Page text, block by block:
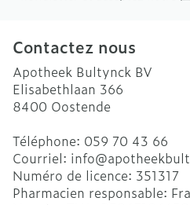
Contactez nous
Apotheek Bultynck BV
Elisabethlaan 366
8400 Oostende
Téléphone: 059 70 43 66
Courriel: info@
Numéro de licence: 351317
Pharmacien responsable: